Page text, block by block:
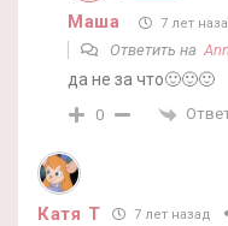
Маша 7 лет
Ответить на
да не за что🙂🙂🙂
0
Катя Т 7 лет назад